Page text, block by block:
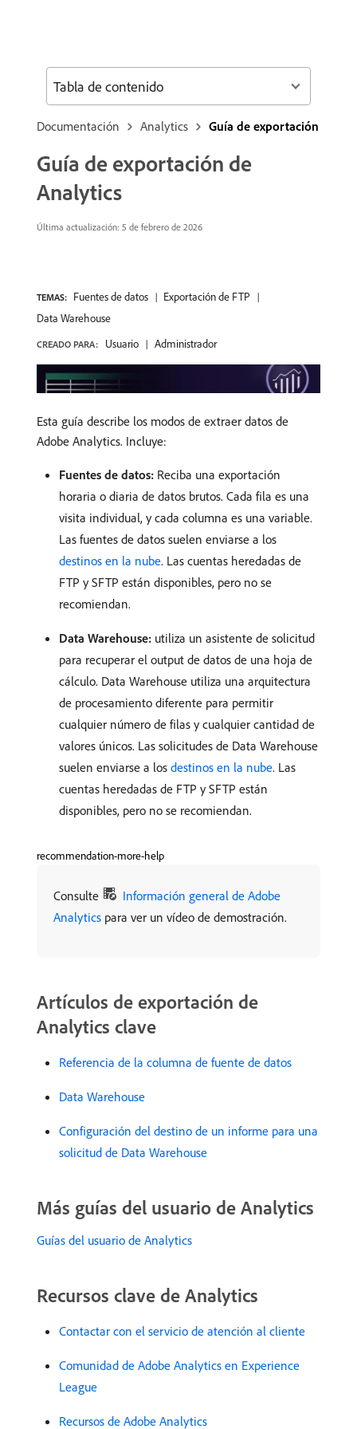
Documentación Analytics Guía de exportación
Guía de exportación de
Analytics
Última actualización: 5 de febrero de 2026
TEMAS: Fuentes de datos
Exportación de FTP
Data Warehouse
CREADO PARA: Usuario Administrador
Esta guía describe los modos de extraer datos de
Adobe Analytics. Incluye:
Fuentes de datos: Reciba una exportación
horaria o diaria de datos brutos. Cada fila es una
visita individual, y cada columna es una variable.
Las fuentes de datos suelen enviarse a los
destinos en la nube. Las cuentas heredadas de
FTP y SFTP están disponibles, pero no se
recomiendan.
Data Warehouse: utiliza un asistente de solicitud
para recuperar el output de datos de una hoja de
cálculo. Data Warehouse utiliza una arquitectura
de procesamiento diferente para permitir
cualquier número de filas y cualquier cantidad de
valores únicos. Las solicitudes de Data Warehouse
suelen enviarse a los destinos en la nube. Las
cuentas heredadas de FTP y SFTP están
disponibles, pero no se recomiendan.
recommendation-more-help
Consulte
Información general de Adobe
Analytics para ver un vídeo de demostración.
Artículos de exportación de
Analytics clave
Referencia de la columna de fuente de datos
Data Warehouse
Configuración del destino de un informe para una
solicitud de Data Warehouse
Más guías del usuario de Analytics
Guías del usuario de Analytics
Recursos clave de Analytics
Contactar con el servicio de atención al cliente
Comunidad de Adobe Analytics en Experience
League
Recursos de Adobe Analytics
Tabla de contenido